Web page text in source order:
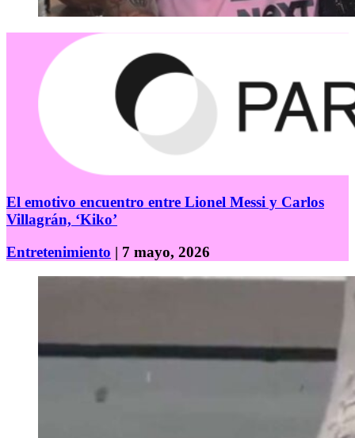
El emotivo encuentro entre Lionel Messi y Carlos
Villagrán, ‘Kiko’
Entretenimiento | 7 mayo, 2026